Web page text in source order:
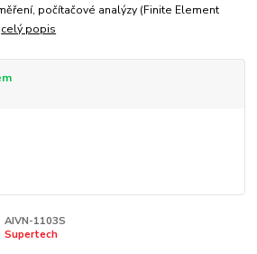
počítačové analýzy (Finite Element
celý popis
AIVN-1103S
Supertech